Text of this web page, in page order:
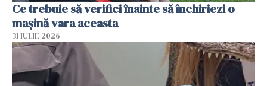
Ce trebuie să verifici înainte să închiriezi o
mașină vara aceasta
31 IULIE 2026